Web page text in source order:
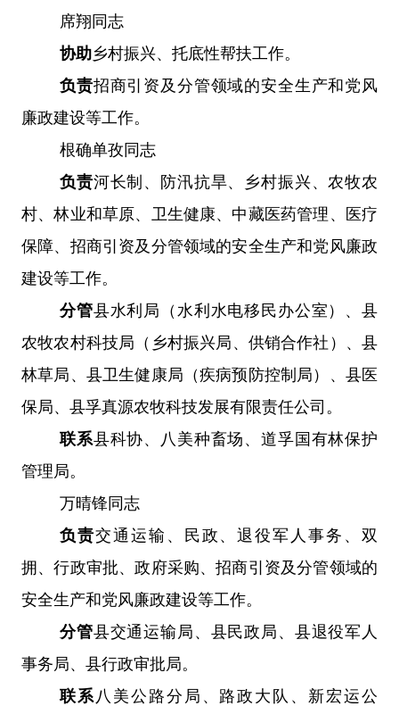
席翔同志
协助乡村振兴、托底性帮扶工作。
负责招商引资及分管领域的安全生产和党风
廉政建设等工作。
根确单孜同志
负责河长制、防汛抗旱、乡村振兴、农牧农
村、林业和草原、
卫生健康、中藏医药管理、医疗
保障、 招商引资及分管领域的安全生产和党风廉政
建设等工作。
分管县水利局 （水利水电移民办公室） 、县
农牧农村科技局 （ 乡村振兴局 、供销合作社） 、县
林草局、 县卫生健康局 （疾病预防控制局）
、县医
保局、 县孚真源农牧科技发展有限责任公司 。
联系县科协、八美种畜场 、道孚国有林保护
管理局。
万晴锋同志
负责交通运输、 民政、退役军人事务、双
拥、行政审批、政府采购、招商引资及分管领域的
安全生产和党风廉政建设等工作。
分管县交通运输局、县民政局 、 县退役军人
事务局、县行政审批局。
联系 八美公路分局、路政大队、新宏运公